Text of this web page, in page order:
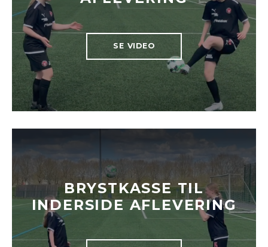
SE VIDEO
BRYSTKASSE TIL
INDERSIDE AFLEVERING